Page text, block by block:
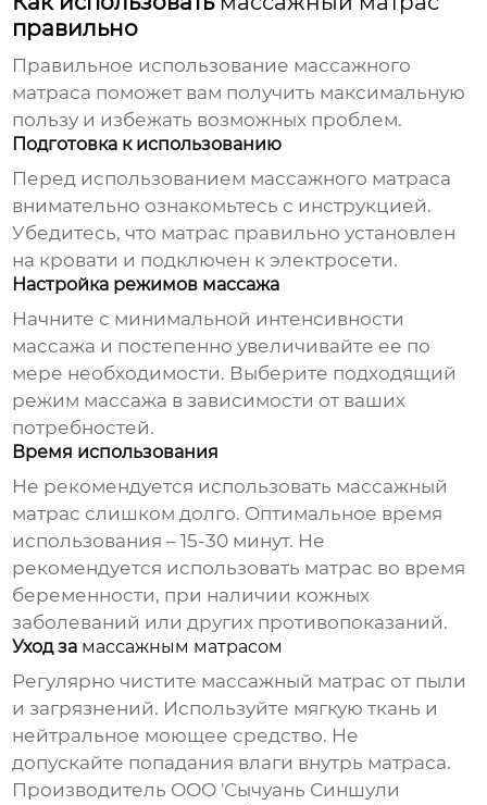
правильно
Правильное использование массажного
матраса поможет вам получить максимальную
пользу и избежать возможных проблем.
Подготовка к использованию
Перед использованием массажного матраса
внимательно ознакомьтесь с инструкцией.
Убедитесь, что матрас правильно установлен
на кровати и подключен к электросети.
Настройка режимов массажа
Начните с минимальной интенсивности
массажа и постепенно увеличивайте ее по
мере необходимости. Выберите подходящий
режим массажа в зависимости от ваших
потребностей.
Время использования
Не рекомендуется использовать массажный
матрас слишком долго. Оптимальное время
использования – 15-30 минут. Не
рекомендуется использовать матрас во время
беременности, при наличии кожных
заболеваний или других противопоказаний.
Уход за массажным матрасом
Регулярно чистите массажный матрас от пыли
и загрязнений. Используйте мягкую ткань и
нейтральное моющее средство. Не
допускайте попадания влаги внутрь матраса.
Производитель ООО 'Сычуань Синшули